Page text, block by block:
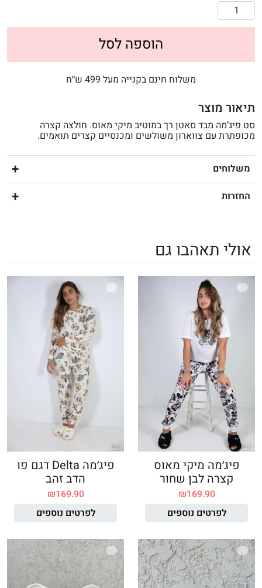
הוספה לסל
משלוח חינם בקנייה מעל 499 ש״ח
תיאור מוצר
סט פיג’מה מבד סאטן רך במוטיב מיקי מאוס. חולצה קצרה
מכופתרת עם צווארון משולשים ומכנסיים קצרים תואמים.
משלוחים
החזרות
אולי תאהבו גם
פיג׳מה מיקי מאוס
קצרה לבן שחור
₪169.90
לפרטים נוספים
פיג׳מה Delta דגם פו
הדב זהב
₪169.90
לפרטים נוספים